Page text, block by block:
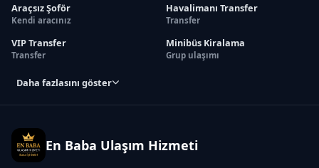
Araçsız Şoför
Kendi aracınız
Havalimanı Transfer
Transfer
VIP Transfer
Transfer
Minibüs Kiralama
Grup ulaşımı
Daha fazlasını göster
En Baba Ulaşım Hizmeti